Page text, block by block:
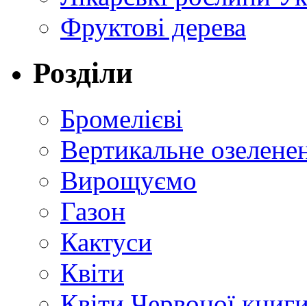
Фруктові дерева
Розділи
Бромелієві
Вертикальне
Вирощуємо
Газон
Кактуси
Квіти